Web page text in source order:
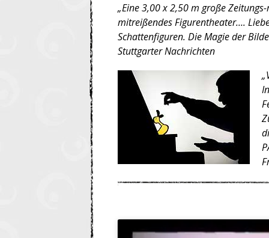
„Eine 3,00 x 2,50 m große
mitreißendes Figurentheater….
Schattenfiguren. Die Magie der
Stuttgarter Nachrichten